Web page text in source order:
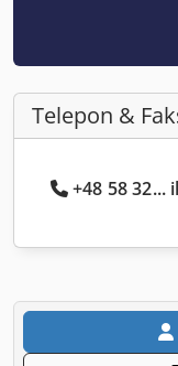
Telepon &
+48 58 32...